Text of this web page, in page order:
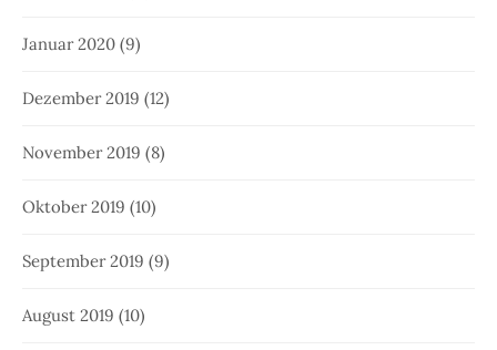
Januar 2020 (9)
Dezember 2019 (12)
November 2019 (8)
Oktober 2019 (10)
September 2019 (9)
August 2019 (10)